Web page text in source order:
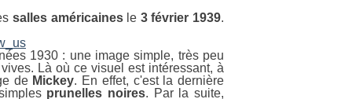
salles américainesle 3 février 1939.
1930 : une image simple, très peu
Là où ce visuel est intéressant, à
de Mickey. En effet, c'est la dernière
prunelles noires. Par la suite,